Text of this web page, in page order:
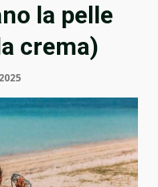
la pelle
crema)